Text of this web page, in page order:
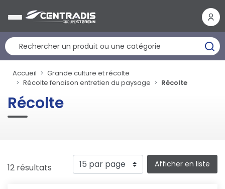
Accueil
Grande culture et récolte
Récolte fenaison entretien du paysage
Récolte
Récolte
12 résultats Afficher en liste